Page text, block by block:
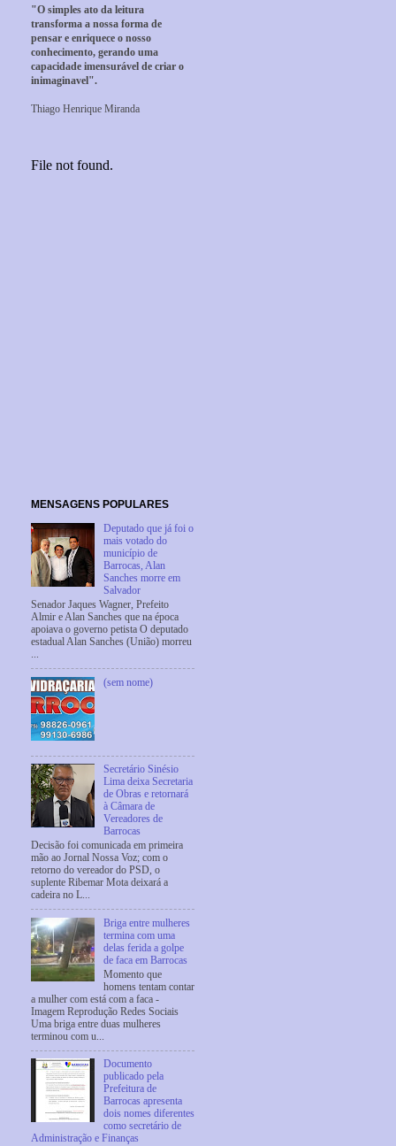
"O simples ato da leitura
transforma a nossa forma de
pensar e enriquece o nosso
conhecimento, gerando uma
capacidade imensurável de criar o
inimaginavel".
Thiago Henrique Miranda
MENSAGENS POPULARES
Deputado que já foi o
mais votado do
município de
Barrocas, Alan
Sanches morre em
Salvador
Senador Jaques Wagner, Prefeito
Almir e Alan Sanches que na época
apoiava o governo petista O deputado
estadual Alan Sanches (União) morreu
...
(sem nome)
Secretário Sinésio
Lima deixa Secretaria
de Obras e retornará
à Câmara de
Vereadores de
Barrocas
Decisão foi comunicada em primeira
mão ao Jornal Nossa Voz; com o
retorno do vereador do PSD, o
suplente Ribemar Mota deixará a
cadeira no L...
Briga entre mulheres
termina com uma
delas ferida a golpe
de faca em Barrocas
Momento que
homens tentam contar
a mulher com está com a faca -
Imagem Reprodução Redes Sociais
Uma briga entre duas mulheres
terminou com u...
Documento
publicado pela
Prefeitura de
Barrocas apresenta
dois nomes diferentes
como secretário de
Administração e Finanças